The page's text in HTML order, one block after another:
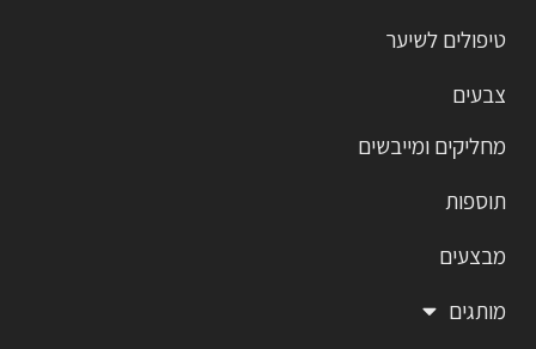
טיפולים לשיער
צבעים
מחליקים ומייבשים
תוספות
מבצעים
מותגים